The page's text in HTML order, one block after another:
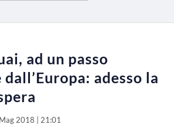
ad un passo
dall’Europa: adesso la
2018 | 21:01